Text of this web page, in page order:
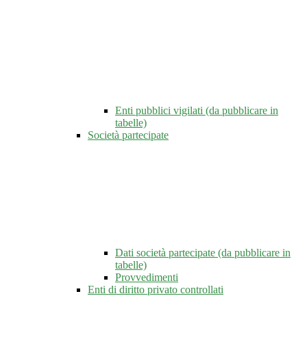
Enti pubblici vigilati (da pubblicare in
tabelle)
Società partecipate
Dati società partecipate (da pubblicare in
tabelle)
Provvedimenti
Enti di diritto privato controllati